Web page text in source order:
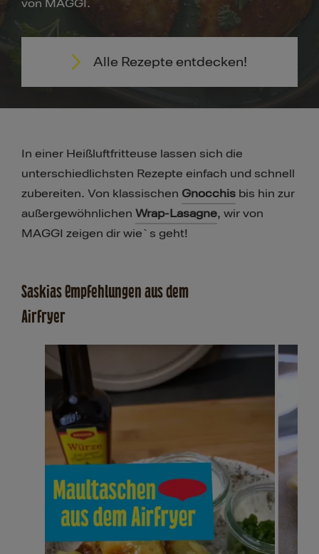
von MAGGI.
Alle Rezepte entdecken!
In einer Heißluftfritteuse lassen sich die
unterschiedlichsten Rezepte einfach und schnell
zubereiten. Von klassischen Gnocchis bis hin zur
außergewöhnlichen Wrap-Lasagne, wir von
MAGGI zeigen dir wie`s geht!
Saskias Empfehlungen aus dem
Airfryer